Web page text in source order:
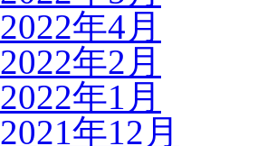
2022年4月
2022年2月
2022年1月
2021年12月